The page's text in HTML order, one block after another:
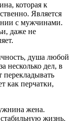
которая к
Является
с мужчинами.
даже не
душа любой
несколько дел, в
как перчатки,
жена.
жизнь.